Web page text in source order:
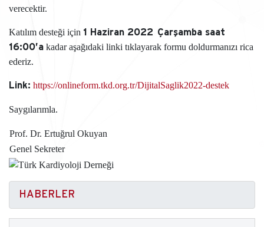
verecektir.
Katılım desteği için 1 Haziran 2022 Çarşamba saat
16:00’a kadar aşağıdaki linki tıklayarak formu doldurmanızı rica
ederiz.
Link: https://onlineform.tkd.org.tr/DijitalSaglik2022-destek
Saygılarımla.
Prof. Dr. Ertuğrul Okuyan
Genel Sekreter
HABERLER